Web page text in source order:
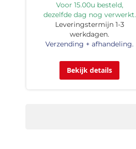
Voor 15.00u besteld,
dezelfde dag nog verwerkt.
Leveringstermijn 1-3
werkdagen.
Verzending + afhandeling.
Bekijk details